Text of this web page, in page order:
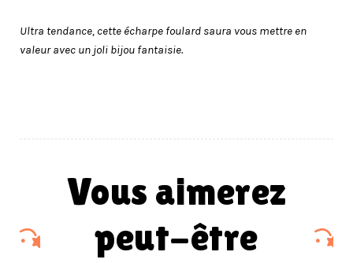
Ultra tendance, cette écharpe foulard saura vous mettre en
valeur avec un joli bijou fantaisie.
vous aimerez
peut-être